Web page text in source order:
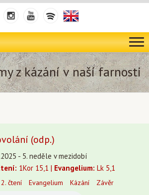
z kázání v naší farnosti
(odp.)
- 5. neděle v mezidobí
1Kor 15,1 | Evangelium: Lk 5,1
2. čtení Evangelium Kázání Závěr